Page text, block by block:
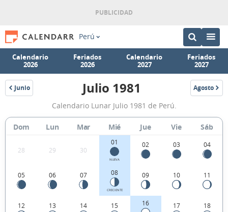
Perú
Calendario
2026
Feriados
2026
Calendario
2027
Feriados
2027
Junio
1981
Calendario
Lunar
Julio
1981
de
Perú.
Julio 1981 Agosto
1981
Calendario Lunar Julio 1981 de Perú.
Dom Lun Mar Mié Jue Vie Sáb
28 29 30
01
NUEVA
02 03 04
05 06 07 08
CRECIENTE
09 10 11
12 13 14 15 16 17 18